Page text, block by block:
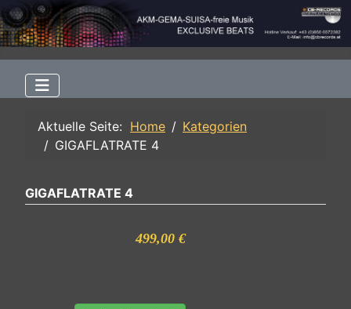
Aktuelle Seite: Home
Kategorien
GIGAFLATRATE 4
GIGAFLATRATE 4
499,00 €